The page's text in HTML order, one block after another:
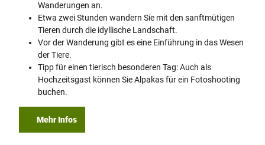
Wanderungen an.
Etwa zwei Stunden wandern Sie mit den sanftmütigen
Tieren durch die idyllische Landschaft.
Vor der Wanderung gibt es eine Einführung in das Wesen
der Tiere.
Tipp für einen tierisch besonderen Tag: Auch als
Hochzeitsgast können Sie Alpakas für ein Fotoshooting
buchen.
Mehr Infos